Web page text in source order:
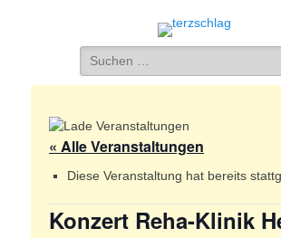
Gemischter Chor Hetzdorf e. V.
Suche
nach:
« Alle Veranstaltungen
Diese Veranstaltung hat bereits
Konzert Reha-Klinik